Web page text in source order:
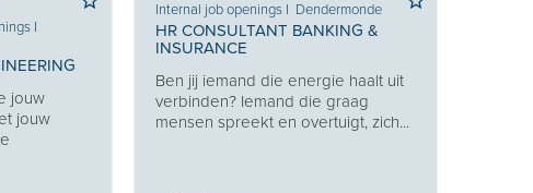
I
jouw
jouw
Internal job openings I Dendermonde
HR CONSULTANT BANKING &
INSURANCE
Ben jij iemand die energie haalt uit
verbinden? Iemand die graag
mensen spreekt en overtuigt, zich...